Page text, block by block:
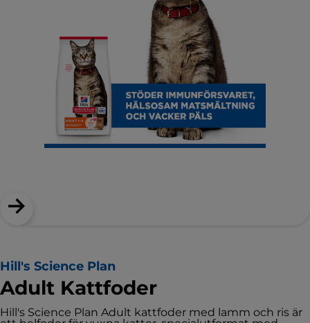
Hill's Science Plan
Adult Kattfoder
Hill's Science Plan Adult kattfoder med lamm och ris är